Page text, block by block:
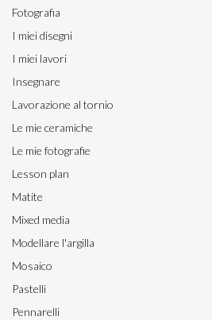
Fotografia
I miei disegni
I miei lavori
Insegnare
Lavorazione al tornio
Le mie ceramiche
Le mie fotografie
Lesson plan
Matite
Mixed media
Modellare l'argilla
Mosaico
Pastelli
Pennarelli